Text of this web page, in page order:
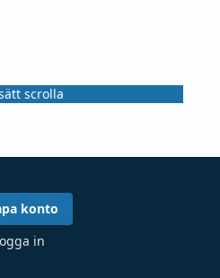
scrolla
konto
in